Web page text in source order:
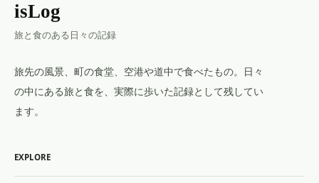
isLog
旅と食のある日々の記録
旅先の風景、町の食堂、空港や道中で食べたもの。日々
の中にある旅と食を、実際に歩いた記録として残してい
ます。
EXPLORE